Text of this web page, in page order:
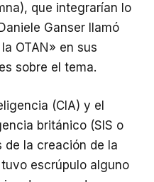
que integrarían lo
Ganser llamó
OTAN» en sus
sobre el tema.
(CIA) y el
británico (SIS o
de la creación de la
escrúpulo alguno